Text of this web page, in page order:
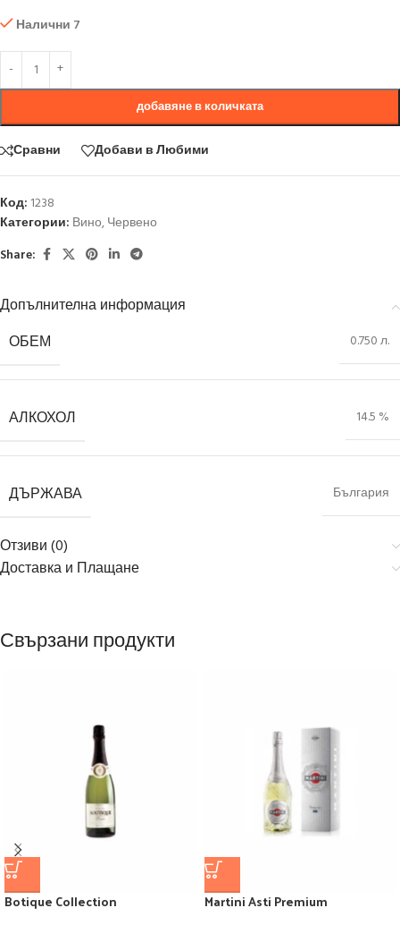
Налични 7
добавяне в количката
Сравни Добави в Любими
Код: 1238
Категории: Вино,Червено
Share:
Допълнителна информация
ОБЕМ 0.750 л.
АЛКОХОЛ 14.5 %
ДЪРЖАВА България
Отзиви (0)
Доставка и Плащане
Свързани продукти
Botique Collection Martini Asti Premium